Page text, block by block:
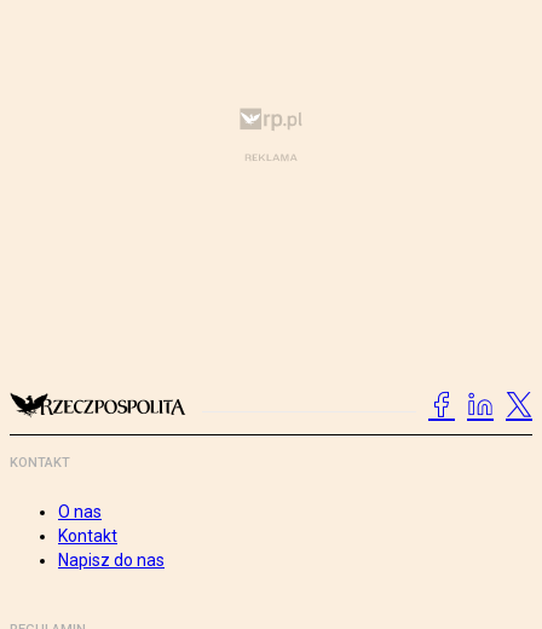
KONTAKT
O nas
Kontakt
Napisz do nas